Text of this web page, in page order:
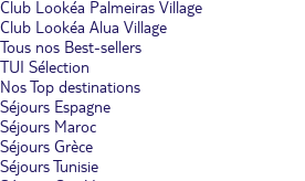
Club Lookéa Palmeiras Village
Club Lookéa Alua Village
Tous nos Best-sellers
TUI Sélection
Nos Top destinations
Séjours Espagne
Séjours Maroc
Séjours Grèce
Séjours Tunisie